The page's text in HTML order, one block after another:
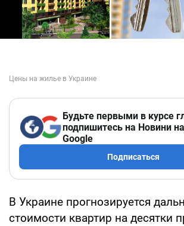
Будьте первыми в курсе
подпишитесь на Новини
Google
Подписаться
В Украине прогнозируется
стоимости квартир на десятки